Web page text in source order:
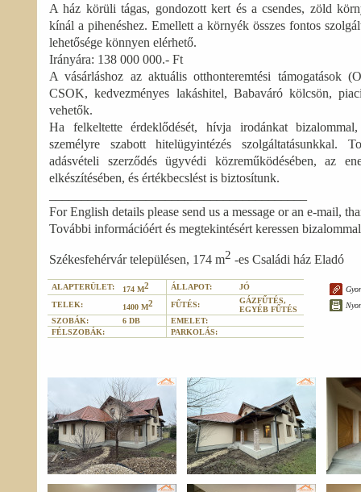
A ház körüli tágas, gondozott kert és a csendes, zöld
kínál a pihenéshez. Emellett a környék összes fontos
lehetősége könnyen elérhető.
Irányára: 138 000 000.- Ft
A vásárláshoz az aktuális otthonteremtési támogatások
CSOK, kedvezményes lakáshitel, Babaváró kölcsön,
vehetők.
Ha felkeltette érdeklődését, hívja irodánkat
személyre szabott hitelügyintézés szolgáltatásunkkal.
adásvételi szerződés ügyvédi közreműködésében, az
elkészítésében, és értékbecslést is biztosítunk.
For English details please send us a message or an e-mail,
További információért és megtekintésért keressen
Székesfehérvár településen, 174 m2 -es Családi ház Eladó
ALAPTERÜLET: 174 M2 ÁLLAPOT:
JÓ
TELEK:
1400 M2 FŰTÉS:
GÁZFŰTÉS,
EGYÉB FŰTÉS
SZOBÁK:
6 DB
EMELET:
FÉLSZOBÁK:
PARKOLÁS: